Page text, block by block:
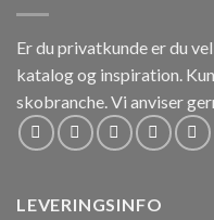
Er du privatkunde er du
katalog og inspiration.
skobranche.Vi anviser
LEVERINGSINFO